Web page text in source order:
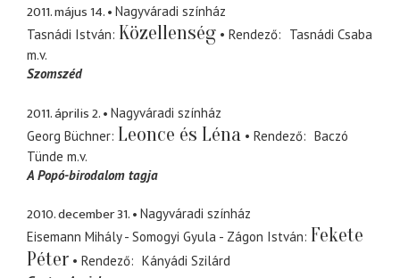
2011. május 14.
Nagyváradi színház
Tasnádi István Közellenség Rendező
Tasnádi Csaba
m.v.
Szomszéd
2011. április 2.
Nagyváradi színház
Georg Büchner Leonce és Léna Rendező
Baczó
Tünde m.v.
A Popó-birodalom tagja
2010. december 31.
Nagyváradi színház
Eisemann Mihály - Somogyi Gyula - Zágon István Fekete
Péter
Rendező
Kányádi Szilárd